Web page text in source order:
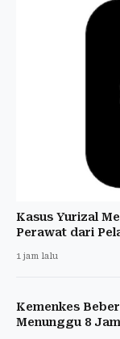
Kasus Yurizal
Perawat dari
1 jam lalu
Kemenkes
Menunggu 8 Jam